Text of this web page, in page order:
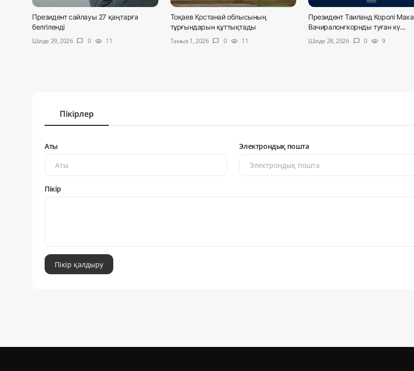
Президент сайлауы 27 қаңтарға
белгіленді
Шілде 29, 2026 chat_bubble 0 visibility 11
Тоқаев Қостанай облысының
тұрғындарын құттықтады
Тамыз 1, 2026
chat_bubble 0 visibility 11
Президент Таиланд Королі Маха
Вачиралонгкорнды туған кү...
Шілде 28, 2026
chat_bubble 0 visibility 9
Пікірлер
Аты Электрондық пошта
Пікір
Пікір қалдыру